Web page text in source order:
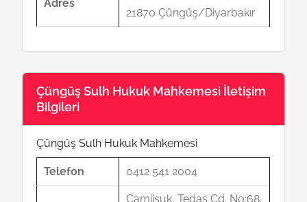
Adres
21870 Çüngüş/Diyarbakır
Çüngüş Sulh Hukuk Mahkemesi İletişim
Bilgileri
Çüngüş Sulh Hukuk Mahkemesi
Telefon 0412 541 2004
Camiisuk, Tedaş Cd. No:68,